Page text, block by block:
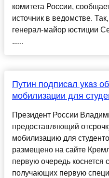
комитета России,
источник в ведомстве.
генерал-майор юстиции
......
Путин подписал указ
мобилизации для
Президент России
предоставляющий
мобилизацию для
размещено на сайте
первую очередь коснется
получающих первую